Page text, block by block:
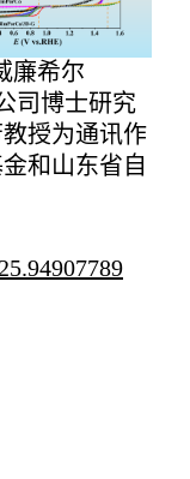
廉希尔
司博士研究
授为通讯作
和山东省自